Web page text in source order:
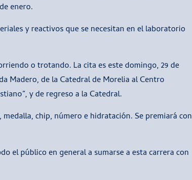
enero.
y reactivos que se necesitan en el laboratorio
o trotando. La cita es este domingo, 29 de
Madero, de la Catedral de Morelia al Centro
y de regreso a la Catedral.
chip, número e hidratación. Se premiará con
el público en general a sumarse a esta carrera con